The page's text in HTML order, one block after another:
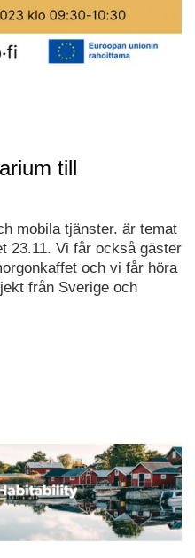
till
mobila tjänster. är temat
23.11. Vi får också gäster
och vi får höra
från Sverige och